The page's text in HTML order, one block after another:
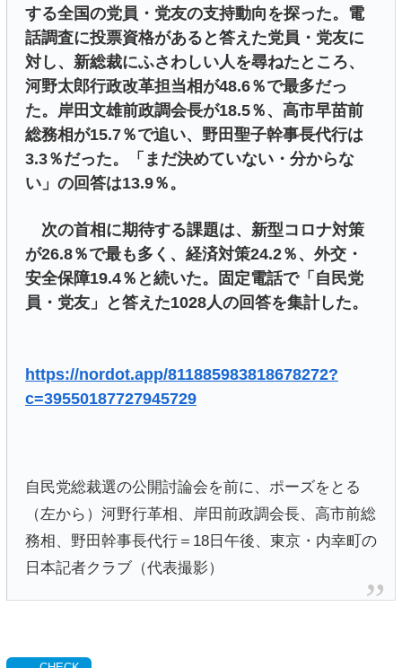
する全国の党員・党友の支持動向を探った。電
話調査に投票資格があると答えた党員・党友に
対し、新総裁にふさわしい人を尋ねたところ、
河野太郎行政改革担当相が48.6％で最多だっ
た。岸田文雄前政調会長が18.5％、高市早苗前
総務相が15.7％で追い、野田聖子幹事長代行は
3.3％だった。「まだ決めていない・分からな
い」の回答は13.9％。
次の首相に期待する課題は、新型コロナ対策
が26.8％で最も多く、経済対策24.2％、外交・
安全保障19.4％と続いた。固定電話で「自民党
員・党友」と答えた1028人の回答を集計した。
https://nordot.app/811885983818678272?
c=39550187727945729
自民党総裁選の公開討論会を前に、ポーズをとる
（左から）河野行革相、岸田前政調会長、高市前総
務相、野田幹事長代行＝18日午後、東京・内幸町の
日本記者クラブ（代表撮影）